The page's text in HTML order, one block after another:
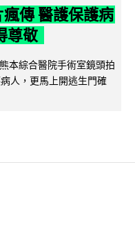
傳 醫護保護病
尊敬
本綜合醫院手術室鏡頭拍
人，更馬上開逃生門確